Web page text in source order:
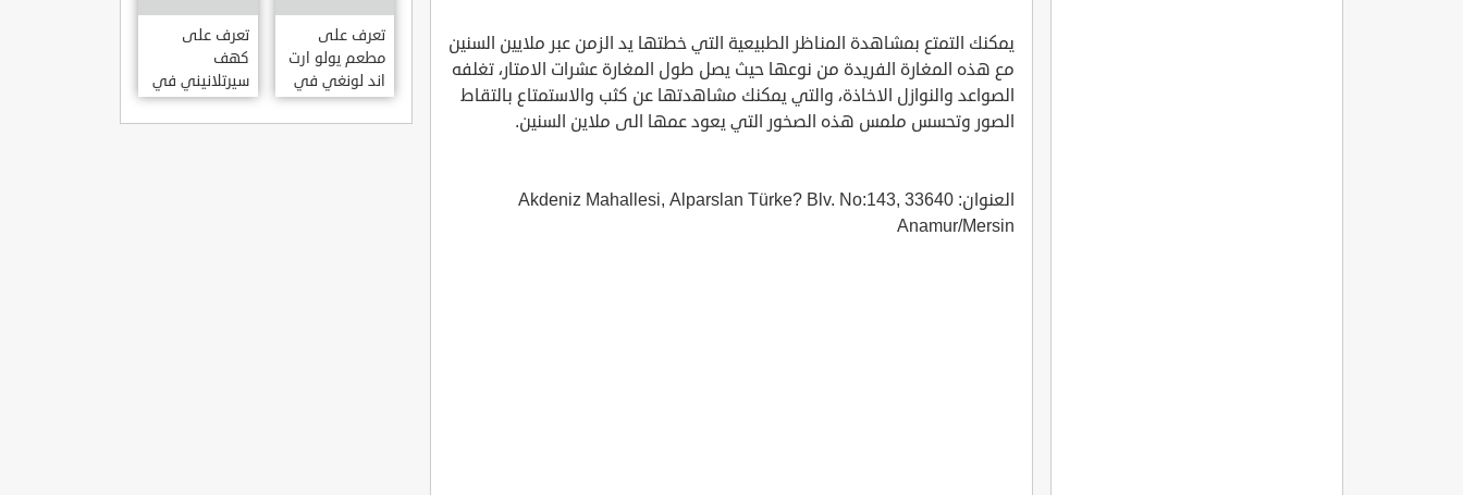
يمكنك التمتع بمشاهدة المناظر الطبيعية التي خطتها يد الزمن عبر ملايين السنين
مع هذه المغارة الفريدة من نوعها حيث يصل طول المغارة عشرات الامتار، تغلفه
الصواعد والنوازل الاخاذة، والتي يمكنك مشاهدتها عن كثب والاستمتاع بالتقاط
الصور وتحسس ملمس هذه الصخور التي يعود عمها الى ملاين السنين.
العنوان: Akdeniz Mahallesi, Alparslan Türke? Blv. No:143, 33640
Anamur/Mersin
KILISESI
HATAY
تعرف على
مطعم يولو ارت
اند لونغي في
ازمير .. مطعم
بجدران متحف
تعرف على
كهف
سيرتلانيني في
ولاية ايدن .. من
اعاجيب الطبيعة